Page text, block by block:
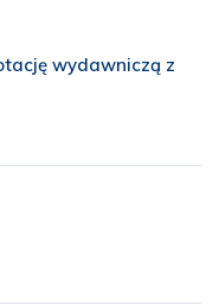
wydawniczą z